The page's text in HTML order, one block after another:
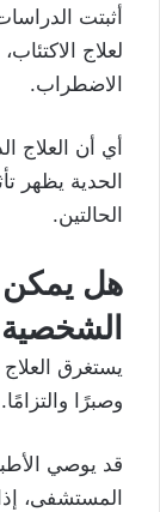
أثبتت
لعلاج
الاضطراب.
أي أن
الحدية يظهر
الحالتين.
هل
يستغرق
وصبرًا والتزامًا.
قد يوصي
المستشفى،